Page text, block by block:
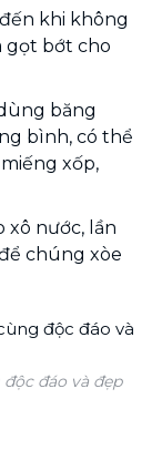
khi không
gọt bớt cho
băng
bình, có thể
xốp,
xô nước, lần
chúng xòe
đáo và đẹp